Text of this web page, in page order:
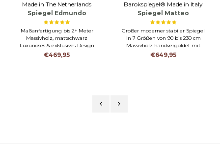
Made in The Netherlands
Spiegel Edmundo
Schwarz Matt
Maßanfertigung bis 2+ Meter
Massivholz, mattschwarz
Luxuriöses & exklusives Design
€469,95
Barokspiegel® Made in Italy
Spiegel Matteo
Reichgold
Großer moderner stabiler Spiegel
In 7 Größen von 90 bis 230 cm
Massivholz handvergoldet mit
reichem Gold
€649,95